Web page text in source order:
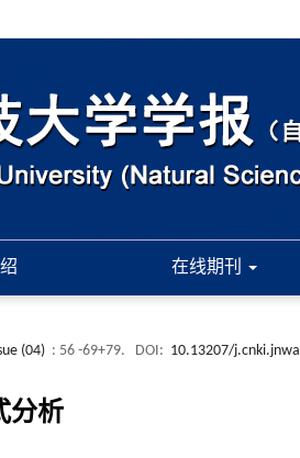
在线期刊
(04) : 56 -69+79. DOI: 10.13207/
分析